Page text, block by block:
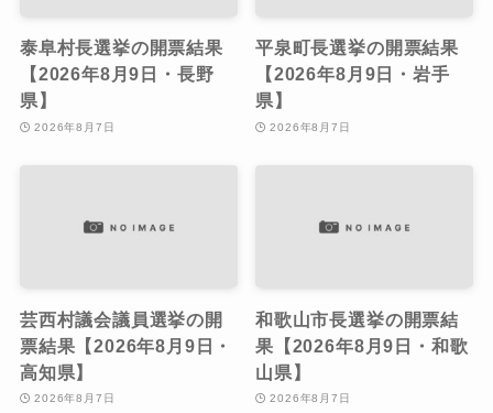
泰阜村長選挙の開票結果
【2026年8月9日・長野
県】
2026年8月7日
平泉町長選挙の開票結果
【2026年8月9日・岩手
県】
2026年8月7日
芸西村議会議員選挙の開
票結果【2026年8月9日・
高知県】
2026年8月7日
和歌山市長選挙の開票結
果【2026年8月9日・和歌
山県】
2026年8月7日